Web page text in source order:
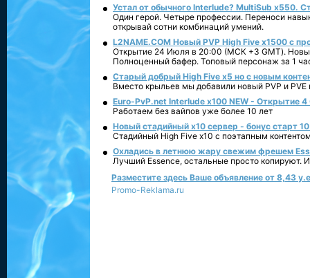
Устал от обычного Interlude? MultiSub x550.
Один герой. Четыре профессии. Переноси
открывай сотни комбинаций умений.
L2NAME.COM Новый PVP High Five x1500 с
Открытие 24 Июля в 20:00 (МСК +3 GMT).
Полноценный бафер. Топовый персонаж за 1
Старый добрый High Five x5 но с новым
Вместо крыльев мы добавили новый PVP и PVE
Euro-PvP.net Interlude х100 NEW - Открытие 4
Работаем без вайпов уже более 10 лет
Новый стадийный х10 сервер - бонус старт
Стадийный High Five x10 с поэтапным
Охладись в летнюю жару свежим фрешем
Лучший Essence, остальные просто копируют.
Разместите здесь Ваше объявление от 8,43
Promo-Reklama.ru